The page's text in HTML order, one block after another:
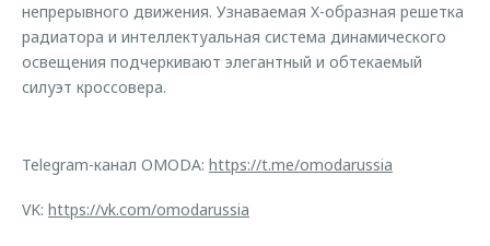
непрерывного движения. Узнаваемая X-образная решетка
радиатора и интеллектуальная система динамического
освещения подчеркивают элегантный и обтекаемый
силуэт кроссовера.
Telegram-канал OMODA: https://t.me/omodarussia
VK: https://vk.com/omodarussia